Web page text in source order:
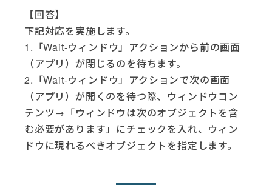
【回答】
下記対応を実施します。
1.「Wait-ウィンドウ」アクションから前の画面
（アプリ）が閉じるのを待ちます。
2.「Wait-ウィンドウ」アクションで次の画面
（アプリ）が開くのを待つ際、ウィンドウコン
テンツ→「ウィンドウは次のオブジェクトを含
む必要があります」にチェックを入れ、ウィン
ドウに現れるべきオブジェクトを指定します。